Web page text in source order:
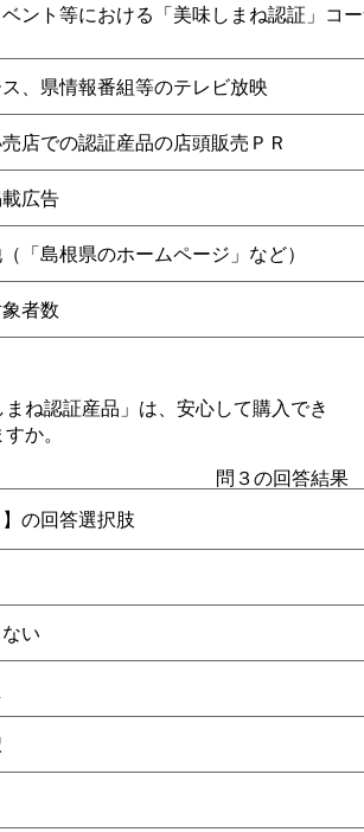
ント等における「美味しまね認証」コ
、県情報番組等のテレビ放映
店での認証産品の店頭販売ＰＲ
広告
「島根県のホームページ」など）
者数
まね認証産品」は、安心して購入でき
か。
問３の回答結果
】の回答選択肢
い